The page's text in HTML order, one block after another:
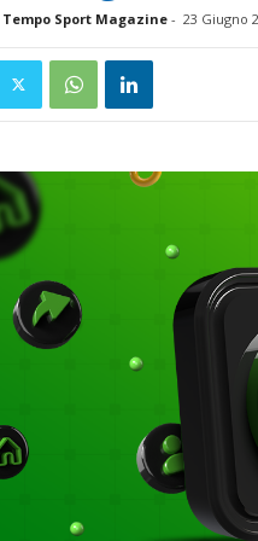
Tempo Sport Magazine- 23 Giugno